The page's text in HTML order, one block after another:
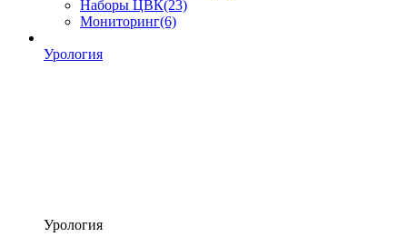
Наборы ЦВК(23)
Мониторинг(6)
Урология
Урология